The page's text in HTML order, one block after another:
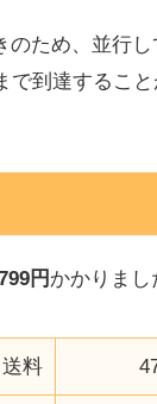
のため、並行
到達すること
円 かかりまし
料